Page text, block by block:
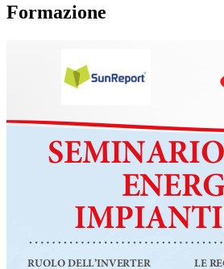
Formazione